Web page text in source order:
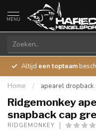
MENU
Altijd een topteam
Home / apearel dropback
Ridgemonkey
snapback cap
RIDGEMONKEY